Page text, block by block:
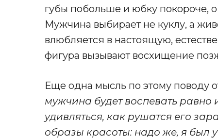
губы побольше и юбку покороче, о
Мужчина выбирает не куклу, а
влюбляется в настоящую,
фигура вызывают восхищение
Еще одна мысль по этому поводу
мужчина будет воспевать равно
удивляться, как рушатся его
образы красоты: надо же, я был